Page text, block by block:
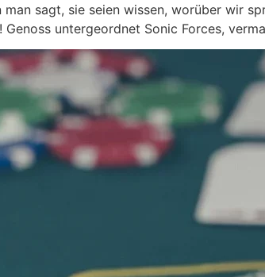
sagt, sie seien wissen, worüber wir
untergeordnet Sonic Forces,